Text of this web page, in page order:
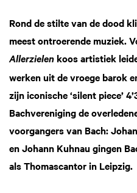
Rond de stilte van de dood
meest ontroerende muziek.
Allerzielen koos artistiek
werken uit de vroege barok
zijn iconische ‘silent piece’
Bachvereniging de
voorgangers van Bach:
en Johann Kuhnau gingen
als Thomascantor in Leipzig.